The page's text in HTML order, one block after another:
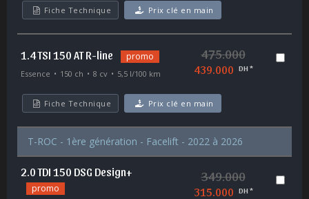
Fiche Technique Prix clé en main
1.4 TSI 150 AT R-line promo
Essence 150 ch 8 cv 5,5 l/100 km
475.000
439.000 DH *
Fiche Technique Prix clé en main
T-ROC - 1ère génération - Facelift - 2022 à 2026
2.0 TDI 150 DSG Design+
promo
349.000
315.000 DH *